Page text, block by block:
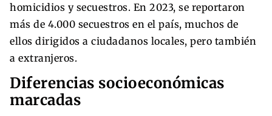
homicidios y secuestros. En 2023, se reportaron
más de 4.000 secuestros en el país, muchos de
ellos dirigidos a ciudadanos locales, pero también
a extranjeros.
Diferencias socioeconómicas
marcadas